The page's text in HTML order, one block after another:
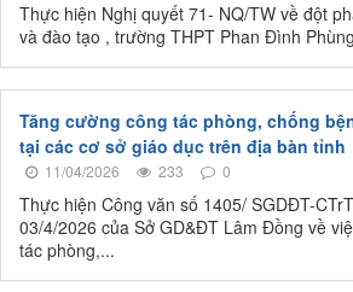
Thực hiện Nghị quyết 71- NQ/TW về đột
và đào tạo , trường THPT Phan Đình
Tăng cường công tác phòng, chống
tại các cơ sở giáo dục trên địa bàn tỉnh
11/04/2026 233 0
Thực hiện Công văn số 1405/ SGDĐT-
03/4/2026 của Sở GD&ĐT Lâm Đồng về
tác phòng,...